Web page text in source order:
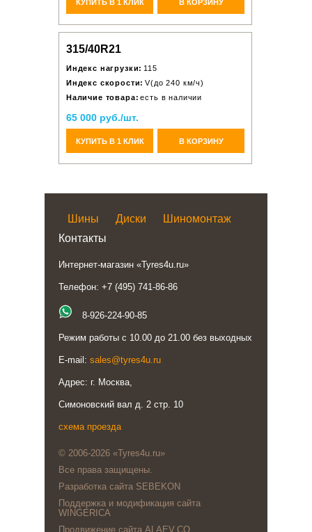
КУПИТЬ В 1 КЛИК В КОРЗИНУ
315/40R21
Индекс нагрузки: 115
Индекс скорости: V(до 240 км/ч)
Наличие товара: есть в наличии
65 000 руб./шт.
КУПИТЬ В 1 КЛИК В КОРЗИНУ
Шины Диски
Шиномонтаж
Контакты
Интернет-магазин «Tyres4u.ru»
Телефон: +7 (495) 741-86-86
8-926-224-90-85
Режим работы с 10.00 до 21.00 без выходных
E-mail: sales@tyres4u.ru
Адрес: г. Москва,
Симоновский вал д. 2 стр. 10
схема проезда
© 2006-2026 «Tyres4u.ru»
Все права защищены.
Разработка сайта SEBEKON
Поддержка и модификация сайта
WINGERICA
Продвижение сайта ALAEV.CO